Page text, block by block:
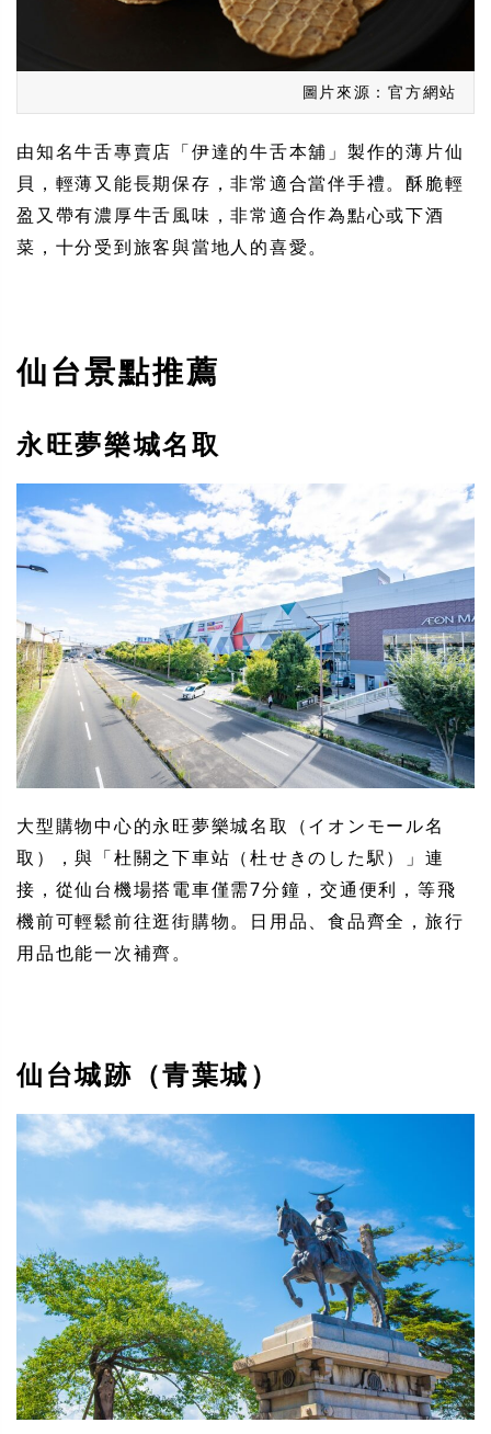
圖片來源：官方網站
由知名牛舌專賣店「伊達的牛舌本舖」製作的薄片仙
貝，輕薄又能長期保存，非常適合當伴手禮。酥脆輕
盈又帶有濃厚牛舌風味，非常適合作為點心或下酒
菜，十分受到旅客與當地人的喜愛。
仙台景點推薦
永旺夢樂城名取
大型購物中心的永旺夢樂城名取（イオンモール名
取），與「杜關之下車站（杜せきのした駅）」連
接，從仙台機場搭電車僅需7分鐘，交通便利，等飛
機前可輕鬆前往逛街購物。日用品、食品齊全，旅行
用品也能一次補齊。
仙台城跡（青葉城）